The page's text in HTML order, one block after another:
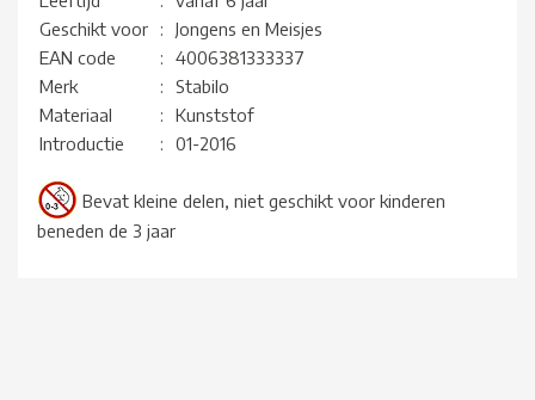
Geschikt voor
:
Jongens en Meisjes
EAN code
:
4006381333337
Merk
:
Stabilo
Materiaal
:
Kunststof
Introductie
: 01-2016
Bevat kleine delen, niet geschikt voor kinderen
beneden de 3 jaar